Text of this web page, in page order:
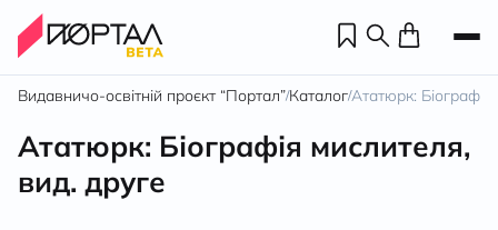
Видавничо-освітній проєкт “Портал”/Каталог/Ататюрк:
Ататюрк: Біографія мислителя,
вид. друге